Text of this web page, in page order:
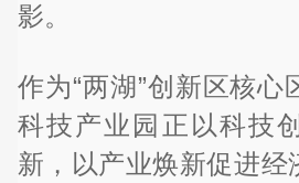
影。
作为“两湖”创新区核心
科技产业园正以科技
新，以产业焕新促进经